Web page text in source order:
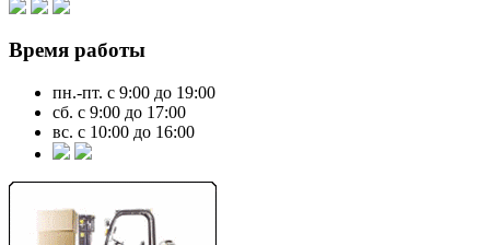
Время работы
пн.-пт. с 9:00 до 19:00
сб. с 9:00 до 17:00
вс. с 10:00 до 16:00